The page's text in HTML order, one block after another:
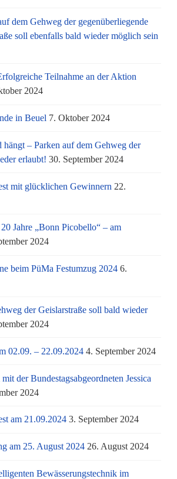
dem Gehweg der gegenüberliegende
soll ebenfalls bald wieder möglich sein
Teilnahme an der Aktion
2024
in Beuel 7. Oktober 2024
hängt – Parken auf dem Gehweg der
erlaubt! 30. September 2024
mit glücklichen Gewinnern 22.
Jahre „Bonn Picobello“ – am
2024
beim PüMa Festumzug 2024 6.
der Geislarstraße soll bald wieder
2024
02.09. – 22.09.2024 4. September 2024
der Bundestagsabgeordneten Jessica
2024
am 21.09.2024 3. September 2024
am 25. August 2024 26. August 2024
Bewässerungstechnik im